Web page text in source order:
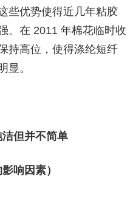
些优势使得近几年粘胶
。在 2011 年棉花临时收
持高位，使得涤纶短纤
显。
但并不简单
响因素）